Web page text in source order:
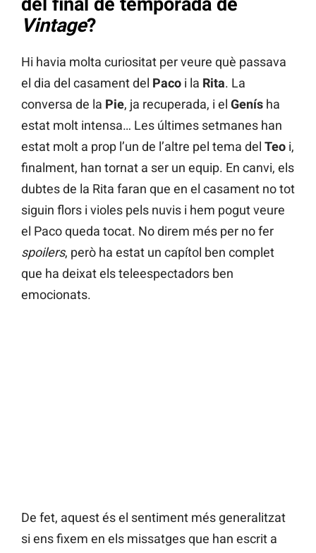
Vintage?
Hi havia molta curiositat per veure què passava
el dia del casament del Paco i la Rita. La
conversa de la Pie, ja recuperada, i el Genís ha
estat molt intensa… Les últimes setmanes han
estat molt a prop l’un de l’altre pel tema del Teo i,
finalment, han tornat a ser un equip. En canvi, els
dubtes de la Rita faran que en el casament no tot
siguin flors i violes pels nuvis i hem pogut veure
el Paco queda tocat. No direm més per no fer
spoilers, però ha estat un capítol ben complet
que ha deixat els teleespectadors ben
emocionats.
De fet, aquest és el sentiment més generalitzat
si ens fixem en els missatges que han escrit a